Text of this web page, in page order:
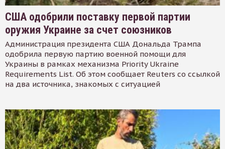
США одобрили поставку первой партии
оружия Украине за счет союзников
Администрация президента США Дональда Трампа
одобрила первую партию военной помощи для
Украины в рамках механизма Priority Ukraine
Requirements List. Об этом сообщает Reuters со ссылкой
на два источника, знакомых с ситуацией